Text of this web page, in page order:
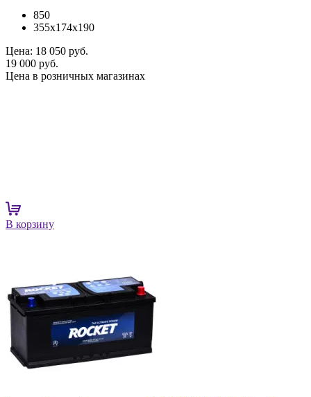
850
355x174x190
Цена: 18 050 руб.
19 000 руб.
Цена в розничных магазинах
В корзину